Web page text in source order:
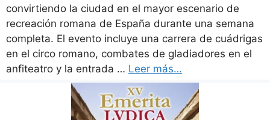
convirtiendo la ciudad en el mayor escenario de
recreación romana de España durante una semana
completa. El evento incluye una carrera de cuádrigas
en el circo romano, combates de gladiadores en el
anfiteatro y la entrada … Leer más…